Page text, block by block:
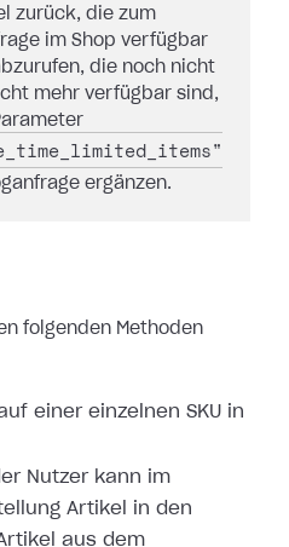
zurück, die zum
im Shop verfügbar
die noch nicht
mehr verfügbar sind,
ergänzen.
folgenden Methoden
einer einzelnen SKU in
Nutzer kann im
Artikel in den
aus dem